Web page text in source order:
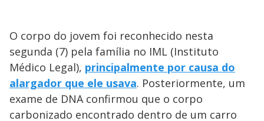
O corpo do jovem foi reconhecido nesta
segunda (7) pela família no IML (Instituto
Médico Legal), principalmente por causa do
alargador que ele usava. Posteriormente, um
exame de DNA confirmou que o corpo
carbonizado encontrado dentro de um carro